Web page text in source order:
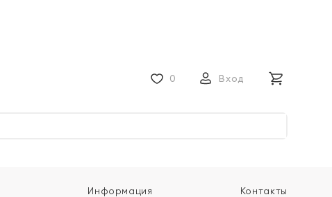
0 Вход
Информация Контакты